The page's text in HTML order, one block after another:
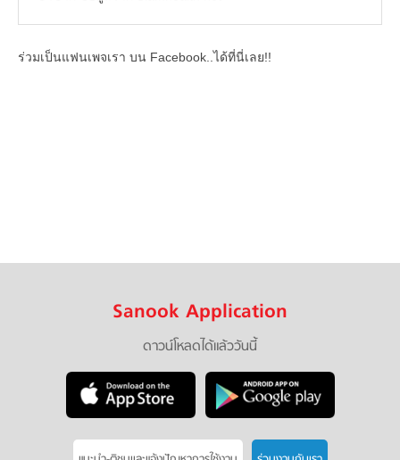
ร่วมเป็นแฟนเพจเรา บน Facebook..ได้ที่นี่เลย!!
Sanook Application
ดาวน์โหลดได้แล้ววันนี้